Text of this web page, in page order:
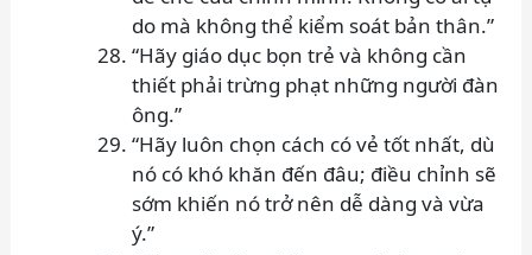
do mà không thể kiểm soát bản thân.”
“Hãy giáo dục bọn trẻ và không cần
thiết phải trừng phạt những người đàn
ông.”
“Hãy luôn chọn cách có vẻ tốt nhất, dù
nó có khó khăn đến đâu; điều chỉnh sẽ
sớm khiến nó trở nên dễ dàng và vừa
ý.”